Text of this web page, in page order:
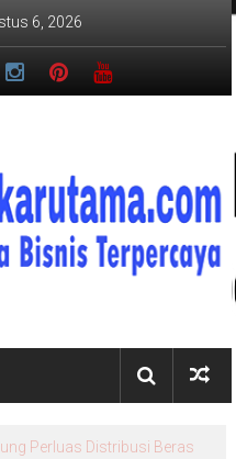
6, 2026
Keluarga Pengurus PWI